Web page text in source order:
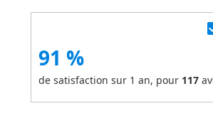
91 %
de satisfaction sur 1 an, pour 117